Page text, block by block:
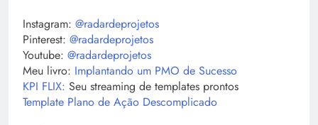
Instagram: @radardeprojetos
Pinterest: @radardeprojetos
Youtube: @radardeprojetos
Meu livro: Implantando um PMO de Sucesso
KPI FLIX: Seu streaming de templates prontos
Template Plano de Ação Descomplicado